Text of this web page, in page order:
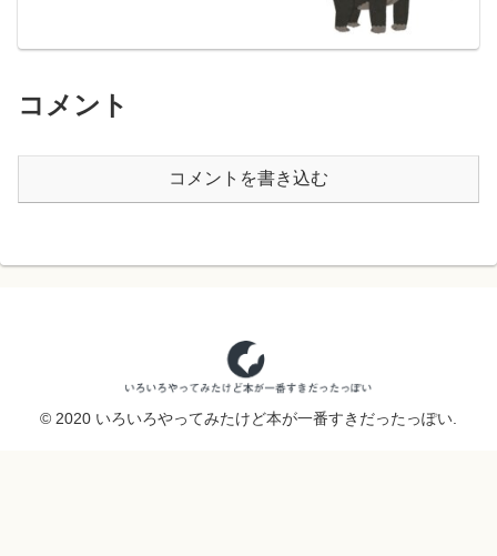
コメント
コメントを書き込む
© 2020 いろいろやってみたけど本が一番すきだったっぽい.